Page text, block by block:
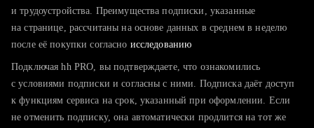
тратите много времени на поиск и вручную поднимаете
хотите сравнить себя с конкурентами и оценить шансы
и трудоустройства. Преимущества подписки, указанные
на странице, рассчитаны на основе данных в среднем в неделю
после её покупки согласно исследованию
Подключая hh PRO, вы подтверждаете, что ознакомились
с условиями подписки и согласны с ними. Подписка даёт доступ
к функциям сервиса на срок, указанный при оформлении. Если
не отменить подписку, она автоматически продлится на тот же